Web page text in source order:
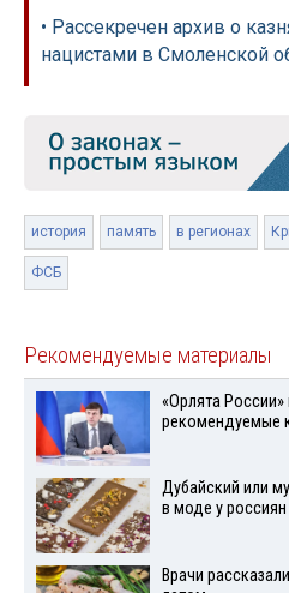
• Рассекречен архив о
нацистами в Смоленской
история память в регионах
ФСБ
Рекомендуемые материалы
«Орлята
рекомендуемые
Дубайский или
в моде у россиян
Врачи